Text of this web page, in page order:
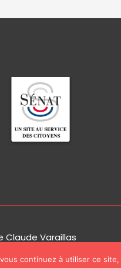
Claude Varaillas
continuez à utiliser ce